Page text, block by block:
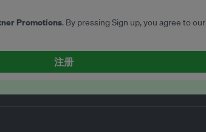
Promotions. By pressing Sign up, you agree to our
注册